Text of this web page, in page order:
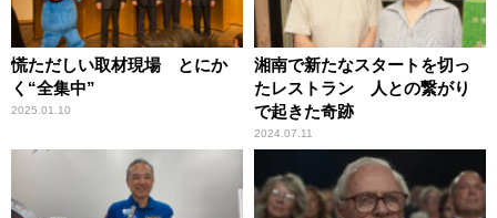
慌ただしい取材現場 とにか
く“全集中”
2025.01.10
湘南で新たなスタートを切っ
たレストラン 人との繋がり
で起きた奇跡
2024.07.11